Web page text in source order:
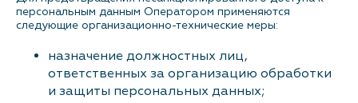
персональным данным Оператором применяются
следующие организационно-технические меры:
назначение должностных лиц,
ответственных за организацию обработки
и защиты персональных данных;